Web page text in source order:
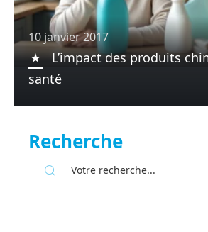
10 janvier 2017
L’impact des produits
santé
Recherche